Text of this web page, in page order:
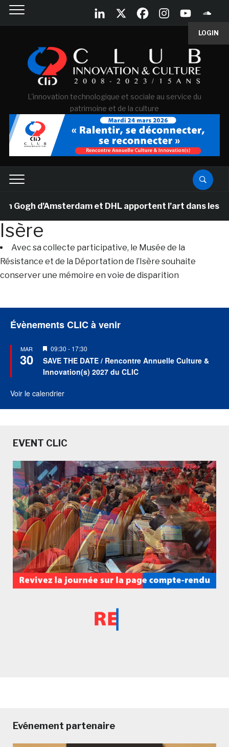
LOGIN
L'innovation technologique et sociale au service du
patrimoine et de la culture
d’Amsterdam et DHL apportent l’art dans les
Isère
Avec sa collecte participative, le Musée de la
Résistance et de la Déportation de l’Isère souhaite
conserver une mémoire en voie de disparition
Évènements CLIC à venir
MAR
30
Mis
en
avant
09:30 - 17:30
SAVE THE DATE / Rencontre Annuelle Culture &
Innovation(s) 2027 du CLIC
Voir le calendrier
EVENT CLIC
Evénement partenaire